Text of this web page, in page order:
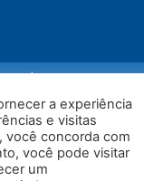
a experiência
e visitas
você concorda com
você pode visitar
um